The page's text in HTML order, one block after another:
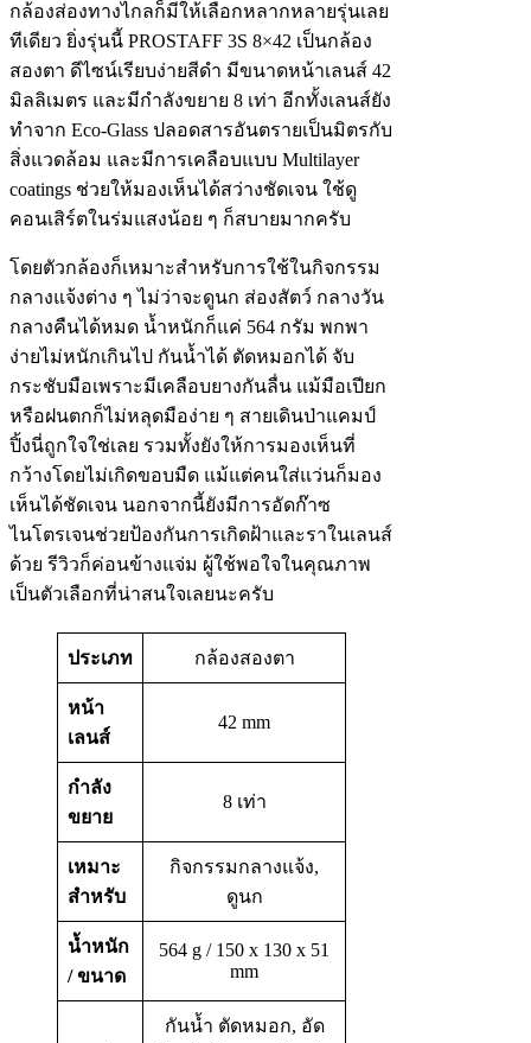
กล้องส่องทางไกลก็มีให้เลือกหลากหลายรุ่นเลย
ทีเดียว ยิ่งรุ่นนี้ PROSTAFF 3S 8×42 เป็นกล้อง
สองตา ดีไซน์เรียบง่ายสีดำ มีขนาดหน้าเลนส์ 42
มิลลิเมตร และมีกำลังขยาย 8 เท่า อีกทั้งเลนส์ยัง
ทำจาก Eco-Glass ปลอดสารอันตรายเป็นมิตรกับ
สิ่งแวดล้อม และมีการเคลือบแบบ Multilayer
coatings ช่วยให้มองเห็นได้สว่างชัดเจน ใช้ดู
คอนเสิร์ตในร่มแสงน้อย ๆ ก็สบายมากครับ
โดยตัวกล้องก็เหมาะสำหรับการใช้ในกิจกรรม
กลางแจ้งต่าง ๆ ไม่ว่าจะดูนก ส่องสัตว์ กลางวัน
กลางคืนได้หมด น้ำหนักก็แค่ 564 กรัม พกพา
ง่ายไม่หนักเกินไป กันน้ำได้ ตัดหมอกได้ จับ
กระชับมือเพราะมีเคลือบยางกันลื่น แม้มือเปียก
หรือฝนตกก็ไม่หลุดมือง่าย ๆ สายเดินป่าแคมป์
ปิ้งนี่ถูกใจใช่เลย รวมทั้งยังให้การมองเห็นที่
กว้างโดยไม่เกิดขอบมืด แม้แต่คนใส่แว่นก็มอง
เห็นได้ชัดเจน นอกจากนี้ยังมีการอัดก๊าซ
ไนโตรเจนช่วยป้องกันการเกิดฝ้าและราในเลนส์
ด้วย รีวิวก็ค่อนข้างแจ่ม ผู้ใช้พอใจในคุณภาพ
เป็นตัวเลือกที่น่าสนใจเลยนะครับ
ประเภท กล้องสองตา
หน้า
เลนส์
42 mm
กำลัง
ขยาย
8 เท่า
เหมาะ
สำหรับ
กิจกรรมกลางแจ้ง,
ดูนก
น้ำหนัก
/ ขนาด
564 g / 150 x 130 x 51
mm
กันน้ำ ตัดหมอก, อัด